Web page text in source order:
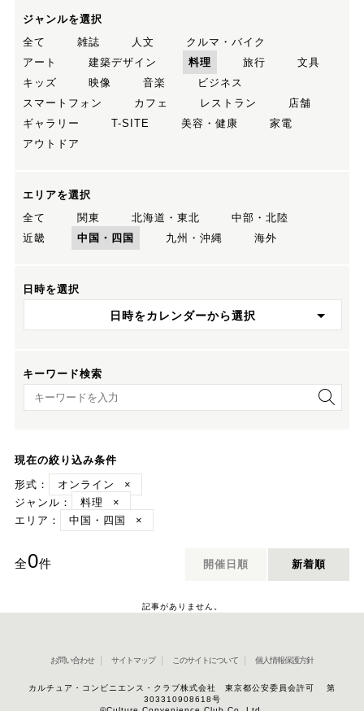
ジャンルを選択
全て
雑誌 人文
クルマ・バイク
アート
建築デザイン 料理 旅行
文具
キッズ
映像 音楽
ビジネス
スマートフォン
カフェ レストラン
店舗
ギャラリー
T-SITE 美容・健康
家電
アウトドア
エリアを選択
全て
関東 北海道・東北
中部・北陸
近畿
中国・四国 九州・沖縄 海外
日時を選択
日時をカレンダーから選択
キーワード検索
キーワード検索
現在の絞り込み条件
形式：
オンライン
×
ジャンル：
料理
×
エリア：
中国・四国 ×
全0件 開催日順 新着順
記事がありません。
お問い合わせ サイトマップ このサイトについて 個人情報保護方針
カルチュア・コンビニエンス・クラブ株式会社 東京都公安委員会許可 第
303310908618号